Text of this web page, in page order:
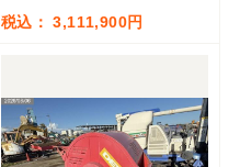
税込： 3,111,900円